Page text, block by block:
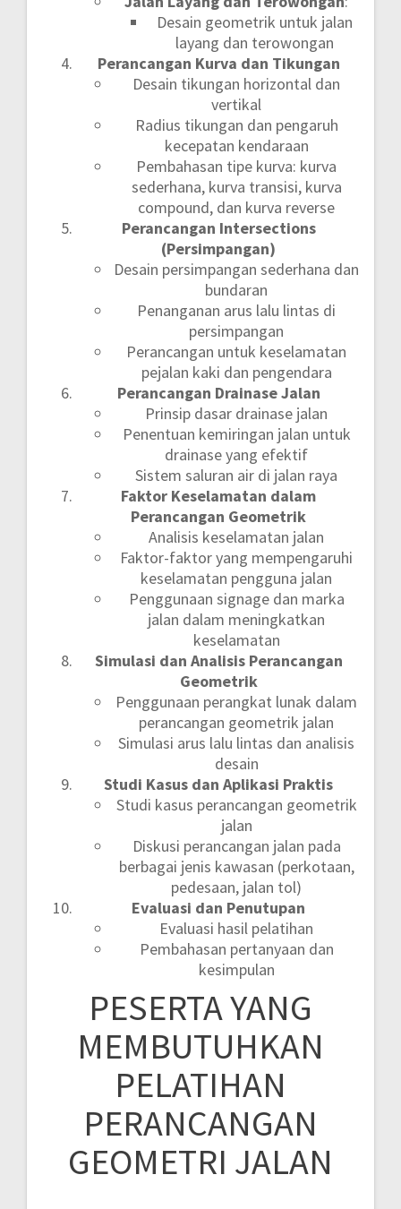
Desain geometrik untuk jalan
layang dan terowongan
Perancangan Kurva dan Tikungan
Desain tikungan horizontal dan
vertikal
Radius tikungan dan pengaruh
kecepatan kendaraan
Pembahasan tipe kurva: kurva
sederhana, kurva transisi, kurva
compound, dan kurva reverse
Perancangan Intersections
(Persimpangan)
Desain persimpangan sederhana dan
bundaran
Penanganan arus lalu lintas di
persimpangan
Perancangan untuk keselamatan
pejalan kaki dan pengendara
Perancangan Drainase Jalan
Prinsip dasar drainase jalan
Penentuan kemiringan jalan untuk
drainase yang efektif
Sistem saluran air di jalan raya
Faktor Keselamatan dalam
Perancangan Geometrik
Analisis keselamatan jalan
Faktor-faktor yang mempengaruhi
keselamatan pengguna jalan
Penggunaan signage dan marka
jalan dalam meningkatkan
keselamatan
Simulasi dan Analisis Perancangan
Geometrik
Penggunaan perangkat lunak dalam
perancangan geometrik jalan
Simulasi arus lalu lintas dan analisis
desain
Studi Kasus dan Aplikasi Praktis
Studi kasus perancangan geometrik
jalan
Diskusi perancangan jalan pada
berbagai jenis kawasan (perkotaan,
pedesaan, jalan tol)
Evaluasi dan Penutupan
Evaluasi hasil pelatihan
Pembahasan pertanyaan dan
kesimpulan
PESERTA YANG
MEMBUTUHKAN
PELATIHAN
PERANCANGAN
GEOMETRI JALAN